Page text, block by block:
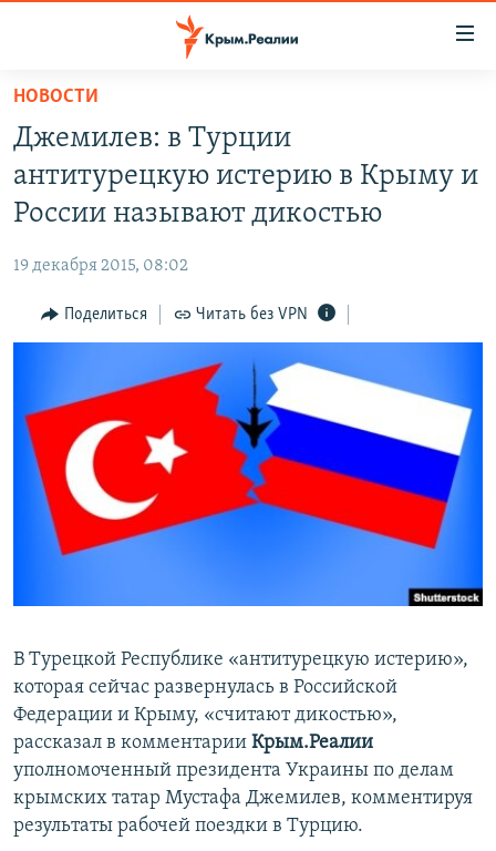
Вернуться
основному
содержанию
Вернутся
главной
навигации
Вернутся
СПЕЦПРОЕКТЫ
11 ЛЕТ ОККУПАЦИИ КРЫМА. 11 ИСТОРИЙ СОПРОТИВЛЕНИЯ
ВОДА
ЕЩЕ
ИНТЕРАКТИВ
ТЕЛЕПРОЕКТ КРЫМ.РЕАЛИИ
СОВЕТЫ ПРАВОЗАЩИТНИКОВ
ПРОПАВШИЕ БЕЗ ВЕСТИ
ПОБЕДИТЕЛЕЙ НЕ СУДЯТ?
КРЫМ.НЕПОКОРЕННЫЙ
РАДІО СВОБОДА
КАК ОБОЙТИ БЛОКИРОВКУ
Українською
Qırımtatar
ПРИСОЕДИНЯЙТЕСЬ!
Все сайты RFE/RL
НОВОСТИ
Джемилев: в Турции
антитурецкую истерию в Крыму и
России называют дикостью
19 декабря 2015, 08:02
Поделиться Читать без VPN
В Турецкой Республике «антитурецкую истерию»,
которая сейчас развернулась в Российской
Федерации и Крыму, «считают дикостью»,
рассказал в комментарии Крым.Реалии
уполномоченный президента Украины по делам
крымских татар Мустафа Джемилев, комментируя
результаты рабочей поездки в Турцию.